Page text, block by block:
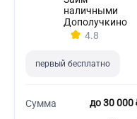
наличными
Дополучкино
4.8
первый бесплатно
Сумма до 30 000